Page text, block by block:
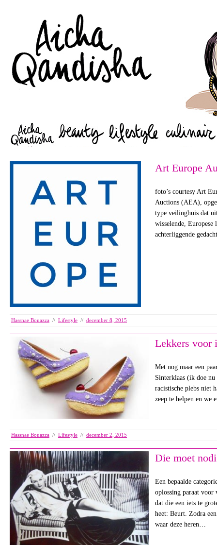
Art Europe
foto’s courtesy Art
Auctions (AEA),
type veilinghuis dat
wisselende, Europese
achterliggende
Hassnae Bouazza // Lifestyle // december 8, 2015
Lekkers voor
Met nog maar een
Sinterklaas (ik doe nu
racistische plebs niet
zeep te helpen en
Hassnae Bouazza // Lifestyle // december 2, 2015
Die moet
Een bepaalde
oplossing paraat
dat die een iets te
heet: Beurt. Zodra
waar deze heren…